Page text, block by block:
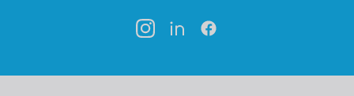
InstagramLinkedInFacebook